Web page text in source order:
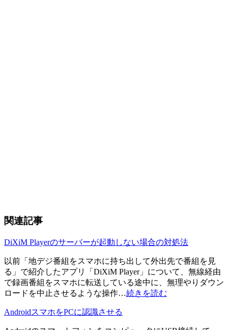
関連記事
DiXiM Playerのサーバーが起動しない場合の対処法
以前「地デジ番組をスマホに持ち出して外出先で番組を見
る」で紹介したアプリ「DiXiM Player」について、無線経由
で録画番組をスマホに転送している途中に、無理やりダウン
ロードを中止させるような操作…続きを読む
AndroidスマホをPCに認識させる